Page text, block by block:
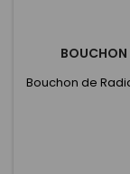
BOUCHON
Bouchon de